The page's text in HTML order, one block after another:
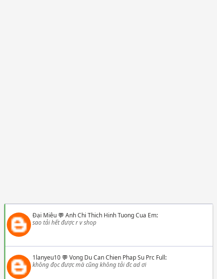
Đại Miêu💬 Anh Chi Thich Hinh Tuong Cua Em:
sao tải hết được r v shop
1lanyeu10💬 Vong Du Can Chien Phap Su Prc Full:
không đọc được mà cũng không tải đc ad ơi